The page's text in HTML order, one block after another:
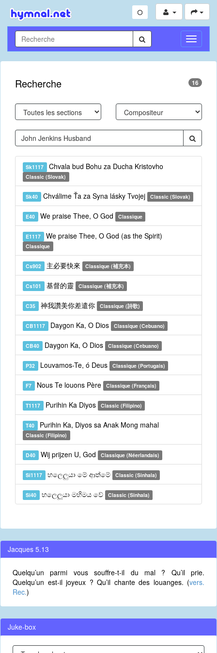
Toggle
Recherche 16
Sk1117 Chvala bud Bohu za Ducha Kristovho
Classic (Slovak)
Sk40 Chválime Ťa za Syna lásky Tvojej Classic (Slovak)
E40 We praise Thee, O God Classique
E1117 We praise Thee, O God (as the Spirit)
Classique
Cs902 主必要快來 Classique (補充本)
Cs101 基督的靈 Classique (補充本)
C35 神我讚美你差遣你 Classique (詩歌)
CB1117 Daygon Ka, O Dios Classique (Cebuano)
CB40 Daygon Ka, O Dios Classique (Cebuano)
P32 Louvamos-Te, ó Deus Classique (Portugais)
F7 Nous Te louons Père Classique (Français)
T1117 Purihin Ka Diyos Classic (Filipino)
T40 Purihin Ka, Diyos sa Anak Mong mahal
Classic (Filipino)
D40 Wij prijzen U, God Classique (Néerlandais)
Si1117 හලෙලුයා මේ ආත්මේ Classic (Sinhala)
Si40 හලෙලූයා මහිමය වේ Classic (Sinhala)
Jacques 5.13
Quelqu’un parmi vous souffre-t-il du mal ? Qu’il prie.
Quelqu’un est-il joyeux ? Qu’il chante des louanges. (vers.
Rec.)
Juke-box